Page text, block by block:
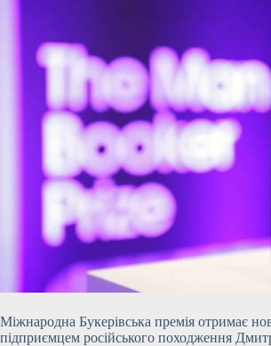
Міжнародна Букерівська премія отримає
підприємцем російського походження